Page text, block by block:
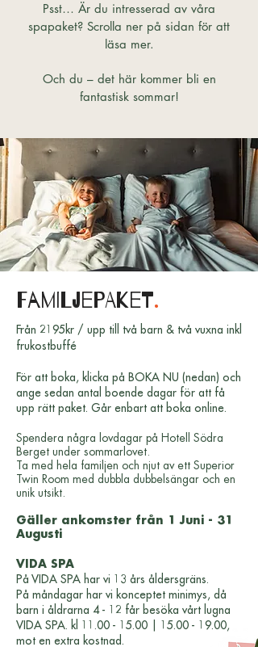
Psst… Är du intresserad av våra
spapaket? Scrolla ner på sidan för att
läsa mer.
Och du – det här kommer bli en
fantastisk sommar!
Familjepaket.
Från 2195kr / upp till två barn & två vuxna inkl
frukostbuffé
För att boka, klicka på BOKA NU (nedan) och
ange sedan antal boende dagar för att få
upp rätt paket. Går enbart att boka online.
Spendera några lovdagar på Hotell Södra
Berget under sommarlovet.
Ta med hela familjen och njut av ett Superior
Twin Room med dubbla dubbelsängar och en
unik utsikt.
Gäller ankomster från 1 Juni - 31
Augusti
VIDA SPA
På VIDA SPA har vi 13 års åldersgräns.
På måndagar har vi konceptet minimys, då
barn i åldrarna 4 - 12 får besöka vårt lugna
VIDA SPA. kl 11.00 - 15.00 15.00 - 19.00,
mot en extra kostnad.